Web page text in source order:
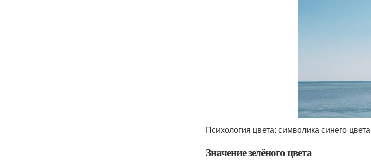
Психология цвета: символика синего цвета
Значение зелёного цвета